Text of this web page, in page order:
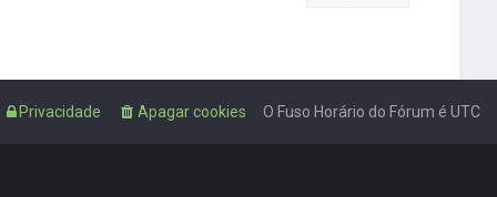
O Fuso Horário do Fórum é UTC
Apagar cookies
Privacidade